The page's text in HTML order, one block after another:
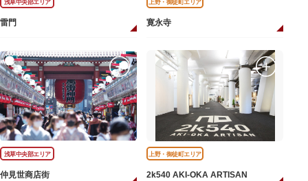
浅草中央部エリア
雷門
上野・御徒町エリア
寛永寺
浅草中央部エリア
仲見世商店街
上野・御徒町エリア
2k540 AKI-OKA ARTISAN